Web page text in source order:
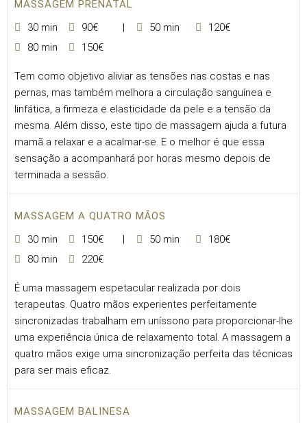
MASSAGEM PRENATAL
30 min
90€ 50 min
120€
80 min
150€
Tem como objetivo aliviar as tensões nas costas e nas
pernas, mas também melhora a circulação sanguínea e
linfática, a firmeza e elasticidade da pele e a tensão da
mesma. Além disso, este tipo de massagem ajuda a futura
mamã a relaxar e a acalmar-se. E o melhor é que essa
sensação a acompanhará por horas mesmo depois de
terminada a sessão.
MASSAGEM A QUATRO MÃOS
30 min
150€ 50 min
180€
80 min
220€
É uma massagem espetacular realizada por dois
terapeutas. Quatro mãos experientes perfeitamente
sincronizadas trabalham em uníssono para proporcionar-lhe
uma experiência única de relaxamento total. A massagem a
quatro mãos exige uma sincronização perfeita das técnicas
para ser mais eficaz.
MASSAGEM BALINESA